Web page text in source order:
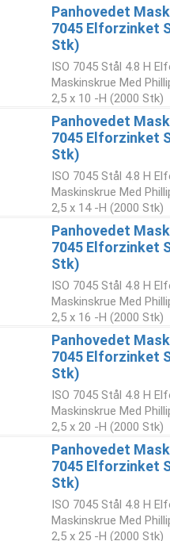
Panhovedet
7045 Elforzinket
Stk)
ISO 7045 Stål 4.8 H
Maskinskrue Med
2,5 x 10 -H (2000 Stk)
Panhovedet
7045 Elforzinket
Stk)
ISO 7045 Stål 4.8 H
Maskinskrue Med
2,5 x 14 -H (2000 Stk)
Panhovedet
7045 Elforzinket
Stk)
ISO 7045 Stål 4.8 H
Maskinskrue Med
2,5 x 16 -H (2000 Stk)
Panhovedet
7045 Elforzinket
Stk)
ISO 7045 Stål 4.8 H
Maskinskrue Med
2,5 x 20 -H (2000 Stk)
Panhovedet
7045 Elforzinket
Stk)
ISO 7045 Stål 4.8 H
Maskinskrue Med
2,5 x 25 -H (2000 Stk)